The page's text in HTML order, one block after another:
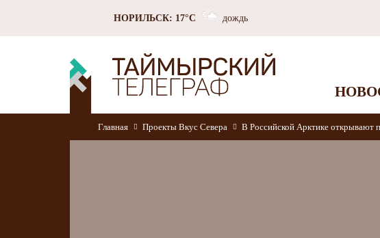
НОРИЛЬСК: 17°C дождь
Главная Проекты Вкус Севера В Российской Арктике открывают